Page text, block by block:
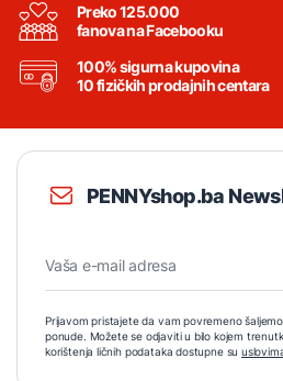
Preko 125.000
fanova na Facebooku
100% sigurna kupovina
10 fizičkih prodajnih centara
PENNYshop.ba
Prijavom pristajete da vam povremeno
ponude. Možete se odjaviti u bilo kojem
korištenja ličnih podataka dostupne su